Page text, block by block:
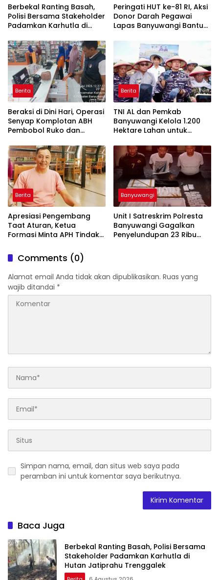
Berbekal Ranting Basah,
Polisi Bersama Stakeholder
Padamkan Karhutla di
Trenggalek
Peringati HUT ke-81 RI, Aksi
Donor Darah Pegawai
Lapas Banyuwangi Bantu
Berita
Beraksi di Dini Hari, Operasi
Senyap Komplotan ABH
Pembobol Ruko dan
Macan Blambangan
Berita
TNI AL dan Pemkab
Banyuwangi Kelola 1.200
Hektare Lahan untuk
Nasional
Berita
Apresiasi Pengembang
Taat Aturan, Ketua
Formasi Minta APH Tindak
Pertanyakan Perizinan di
Gambor
Banyuwangi
Unit I Satreskrim Polresta
Banyuwangi Gagalkan
Penyelundupan 23 Ribu
Comments (0)
Alamat email Anda tidak akan dipublikasikan. Ruas yang
wajib ditandai *
Simpan nama, email, dan situs web saya pada
peramban ini untuk komentar saya berikutnya.
Baca Juga
Berbekal Ranting Basah, Polisi Bersama
Stakeholder Padamkan Karhutla di
Hutan Jatiprahu Trenggalek